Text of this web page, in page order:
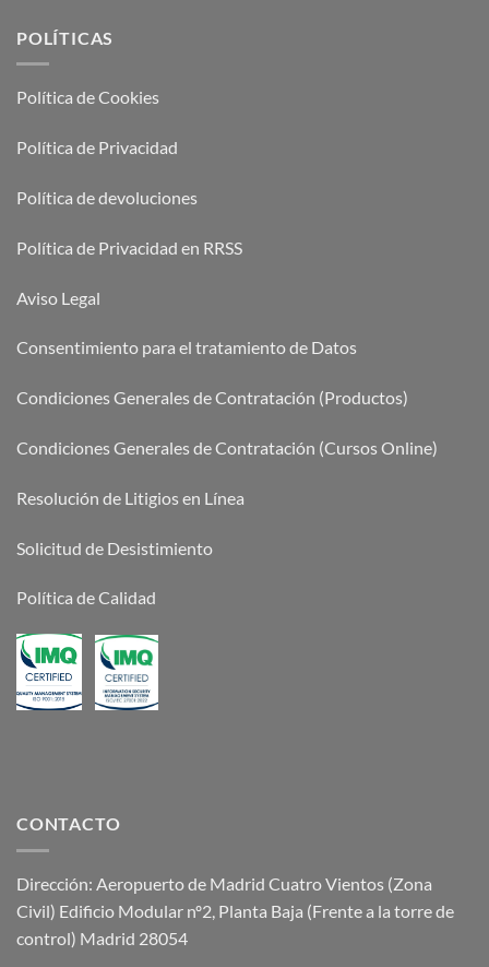
POLÍTICAS
Política de Cookies
Política de Privacidad
Política de devoluciones
Política de Privacidad en RRSS
Aviso Legal
Consentimiento para el tratamiento de Datos
Condiciones Generales de Contratación (Productos)
Condiciones Generales de Contratación (Cursos Online)
Resolución de Litigios en Línea
Solicitud de Desistimiento
Política de Calidad
CONTACTO
Dirección: Aeropuerto de Madrid Cuatro Vientos (Zona
Civil) Edificio Modular nº2, Planta Baja (Frente a la torre de
control) Madrid 28054